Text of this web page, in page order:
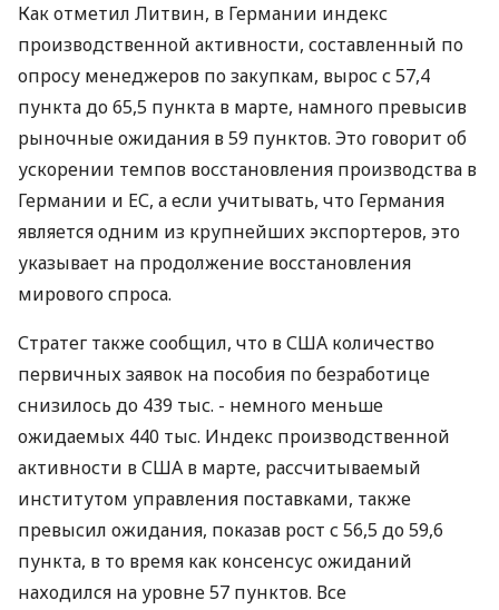
Как отметил Литвин, в Германии индекс
производственной активности, составленный по
опросу менеджеров по закупкам, вырос с 57,4
пункта до 65,5 пункта в марте, намного превысив
рыночные ожидания в 59 пунктов. Это говорит об
ускорении темпов восстановления производства в
Германии и ЕС, а если учитывать, что Германия
является одним из крупнейших экспортеров, это
указывает на продолжение восстановления
мирового спроса.
Стратег также сообщил, что в США количество
первичных заявок на пособия по безработице
снизилось до 439 тыс. - немного меньше
ожидаемых 440 тыс. Индекс производственной
активности в США в марте, рассчитываемый
институтом управления поставками, также
превысил ожидания, показав рост с 56,5 до 59,6
пункта, в то время как консенсус ожиданий
находился на уровне 57 пунктов. Все